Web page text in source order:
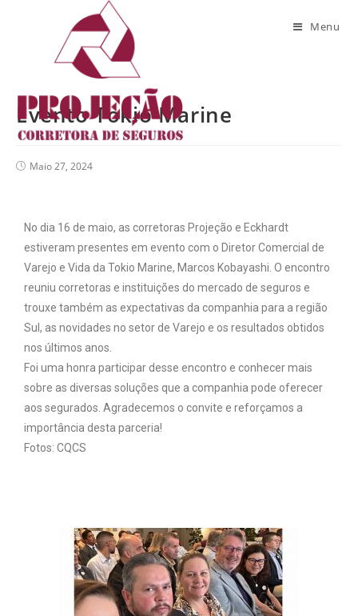
Menu
Evento Tokio Marine
Maio 27, 2024
No dia 16 de maio, as corretoras Projeção e Eckhardt
estiveram presentes em evento com o Diretor Comercial de
Varejo e Vida da Tokio Marine, Marcos Kobayashi. O encontro
reuniu corretoras e instituições do mercado de seguros e
trouxe também as expectativas da companhia para a região
Sul, as novidades no setor de Varejo e os resultados obtidos
nos últimos anos.
Foi uma honra participar desse encontro e conhecer mais
sobre as diversas soluções que a companhia pode oferecer
aos segurados. Agradecemos o convite e reforçamos a
importância desta parceria!
Fotos: CQCS